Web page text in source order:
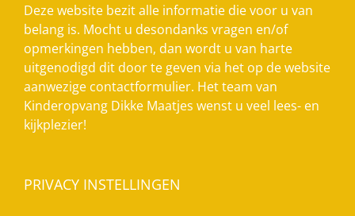
Deze website bezit alle informatie die voor u van
belang is. Mocht u desondanks vragen en/of
opmerkingen hebben, dan wordt u van harte
uitgenodigd dit door te geven via het op de website
aanwezige contactformulier. Het team van
Kinderopvang Dikke Maatjes wenst u veel lees- en
kijkplezier!
PRIVACY INSTELLINGEN